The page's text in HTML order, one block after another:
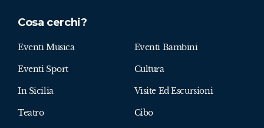
Cosa cerchi?
Eventi Musica Eventi Bambini
Eventi Sport Cultura
In Sicilia Visite Ed Escursioni
Teatro Cibo